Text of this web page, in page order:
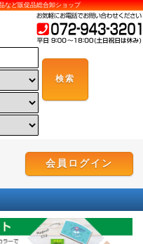
など販促品総合卸ショップ
会員ログイン